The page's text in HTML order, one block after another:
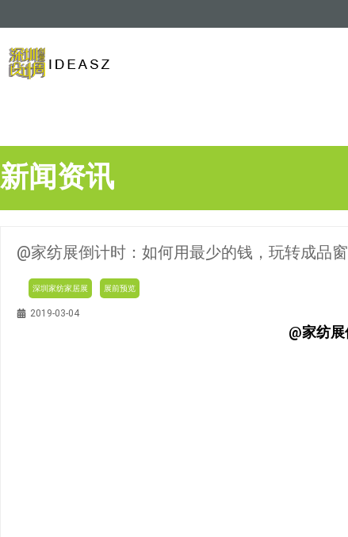
新闻资讯
@家纺展倒计时：如何用最少的钱，玩转成品
深圳家纺家居展 展前预览
2019-03-04
@家纺